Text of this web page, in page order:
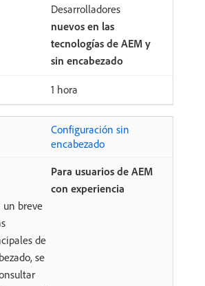
Desarrolladores
nuevos en las
tecnologías de AEM y
sin encabezado
1 hora
Configuración sin
encabezado
Para usuarios de AEM
con experiencia
un breve
de
se